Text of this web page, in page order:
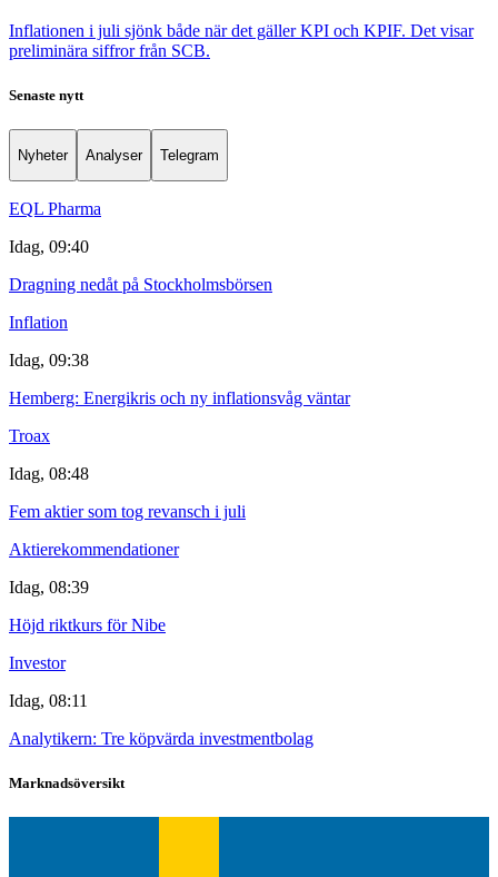
Inflationen i juli sjönk både när det gäller KPI och KPIF. Det visar
preliminära siffror från SCB.
Senaste nytt
Nyheter Analyser Telegram
EQL Pharma
Idag, 09:40
Dragning nedåt på Stockholmsbörsen
Inflation
Idag, 09:38
Hemberg: Energikris och ny inflationsvåg väntar
Troax
Idag, 08:48
Fem aktier som tog revansch i juli
Aktierekommendationer
Idag, 08:39
Höjd riktkurs för Nibe
Investor
Idag, 08:11
Analytikern: Tre köpvärda investmentbolag
Marknadsöversikt